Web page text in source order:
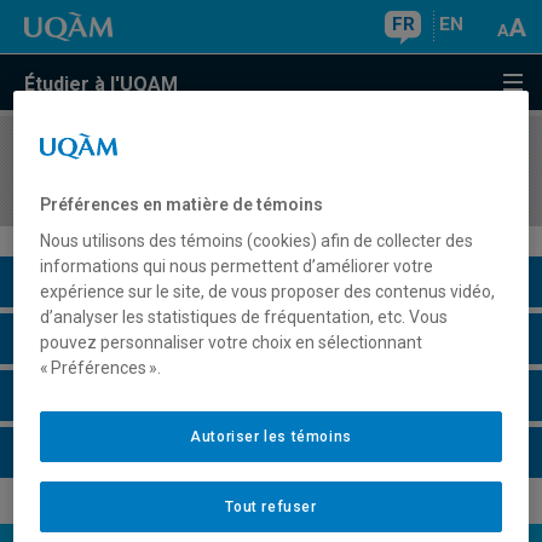
FR EN
Étudier à l'UQAM
COURS//
Description du cours
Horaire - Été 2026
Préférences en matière de témoins
Nous utilisons des témoins (cookies) afin de collecter des
informations qui nous permettent d’améliorer votre
expérience sur le site, de vous proposer des contenus vidéo,
d’analyser les statistiques de fréquentation, etc. Vous
pouvez personnaliser votre choix en sélectionnant
« Préférences ».
Tout refuser
Autoriser les témoins